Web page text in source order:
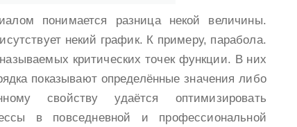
понимается разница некой величины.
некий график. К примеру, парабола.
критических точек функции. В них
показывают определённые значения либо
свойству удаётся оптимизировать
в повседневной и профессиональной